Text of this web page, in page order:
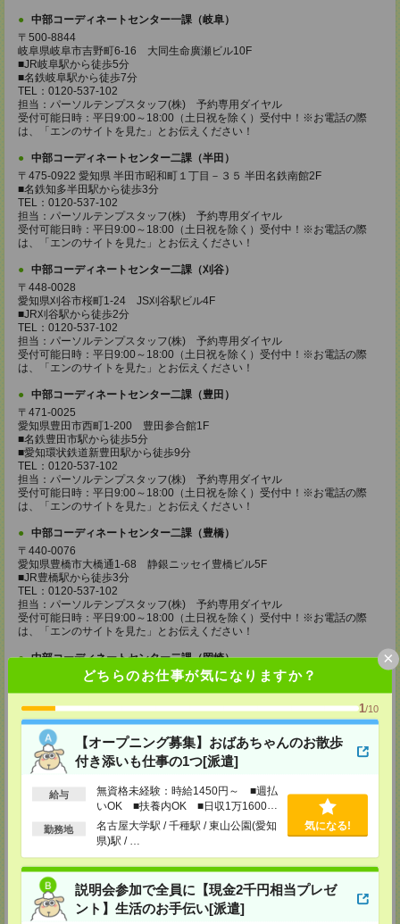
どちらのお仕事が気になりますか？
1/10
【オープニング募集】おばあちゃんのお散歩
付き添いも仕事の1つ[派遣]
給与
無資格未経験：時給1450円～ ■週払
いOK ■扶養内OK ■日収1万1600円
以上
勤務地
名古屋大学駅 / 千種駅 / 東山公園(愛知
県)駅 / …
気になる!
説明会参加で全員に【現金2千円相当プレゼ
ント】生活のお手伝い[派遣]
×
中部コーディネートセンター一課（岐阜）
〒500-8844
岐阜県岐阜市吉野町6-16 大同生命廣瀬ビル10F
■JR岐阜駅から徒歩5分
■名鉄岐阜駅から徒歩7分
TEL：0120-537-102
担当：パーソルテンプスタッフ(株) 予約専用ダイヤル
受付可能日時：平日9:00～18:00（土日祝を除く）受付中！※お電話の際
は、「エンのサイトを見た」とお伝えください！
中部コーディネートセンター二課（半田）
〒475-0922 愛知県 半田市昭和町１丁目－３５ 半田名鉄南館2F
■名鉄知多半田駅から徒歩3分
TEL：0120-537-102
担当：パーソルテンプスタッフ(株) 予約専用ダイヤル
受付可能日時：平日9:00～18:00（土日祝を除く）受付中！※お電話の際
は、「エンのサイトを見た」とお伝えください！
中部コーディネートセンター二課（刈谷）
〒448-0028
愛知県刈谷市桜町1-24 JS刈谷駅ビル4F
■JR刈谷駅から徒歩2分
TEL：0120-537-102
担当：パーソルテンプスタッフ(株) 予約専用ダイヤル
受付可能日時：平日9:00～18:00（土日祝を除く）受付中！※お電話の際
は、「エンのサイトを見た」とお伝えください！
中部コーディネートセンター二課（豊田）
〒471-0025
愛知県豊田市西町1-200 豊田参合館1F
■名鉄豊田市駅から徒歩5分
■愛知環状鉄道新豊田駅から徒歩9分
TEL：0120-537-102
担当：パーソルテンプスタッフ(株) 予約専用ダイヤル
受付可能日時：平日9:00～18:00（土日祝を除く）受付中！※お電話の際
は、「エンのサイトを見た」とお伝えください！
中部コーディネートセンター二課（豊橋）
〒440-0076
愛知県豊橋市大橋通1-68 静銀ニッセイ豊橋ビル5F
■JR豊橋駅から徒歩3分
TEL：0120-537-102
担当：パーソルテンプスタッフ(株) 予約専用ダイヤル
受付可能日時：平日9:00～18:00（土日祝を除く）受付中！※お電話の際
は、「エンのサイトを見た」とお伝えください！
中部コーディネートセンター二課（岡崎）
〒444-0043 愛知県 岡崎市唐沢町11-5 第一生命・三井住友海上岡崎ビル
■名鉄東岡崎駅から徒歩3分
TEL：0120-537-102
担当：パーソルテンプスタッフ(株) 予約専用ダイヤル
受付可能日時：平日9:00～18:00（土日祝を除く）受付中！※お電話の際
は、「エンのサイトを見た」とお伝えください！
静岡コーディネートセンター（浜松）
〒436-0056
浜松市中区板屋町111-2 浜松アクトタワー11F
■JR浜松駅から徒歩5分
TEL：0120-537-102
担当：パーソルテンプスタッフ(株) 予約専用ダイヤル
受付可能日時：平日9:00～18:00（土日祝を除く）受付中！※お電話の際
は、「エンのサイトを見た」とお伝えください！
静岡コーディネートセンター（静岡）